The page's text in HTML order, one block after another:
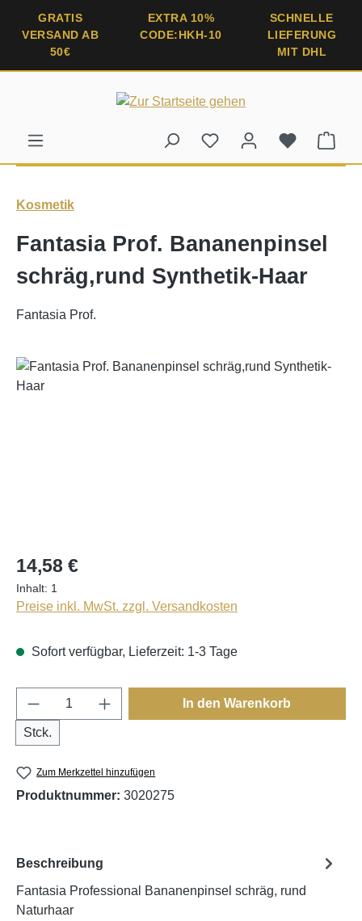
springen
GRATIS
VERSAND AB
50€
EXTRA 10%
CODE:HKH-10
SCHNELLE
LIEFERUNG
MIT DHL
Kosmetik
Fantasia Prof. Bananenpinsel
schräg,rund Synthetik-Haar
Fantasia Prof.
Bildergalerie überspringen
14,58 €
Inhalt: 1
Preise inkl. MwSt. zzgl. Versandkosten
Sofort verfügbar, Lieferzeit: 1-3 Tage
Produkt Anzahl: Gib den gewünschten
Stck.
In den Warenkorb
Zum Merkzettel hinzufügen
Produktnummer: 3020275
Beschreibung
Fantasia Professional Bananenpinsel schräg, rund
Naturhaar